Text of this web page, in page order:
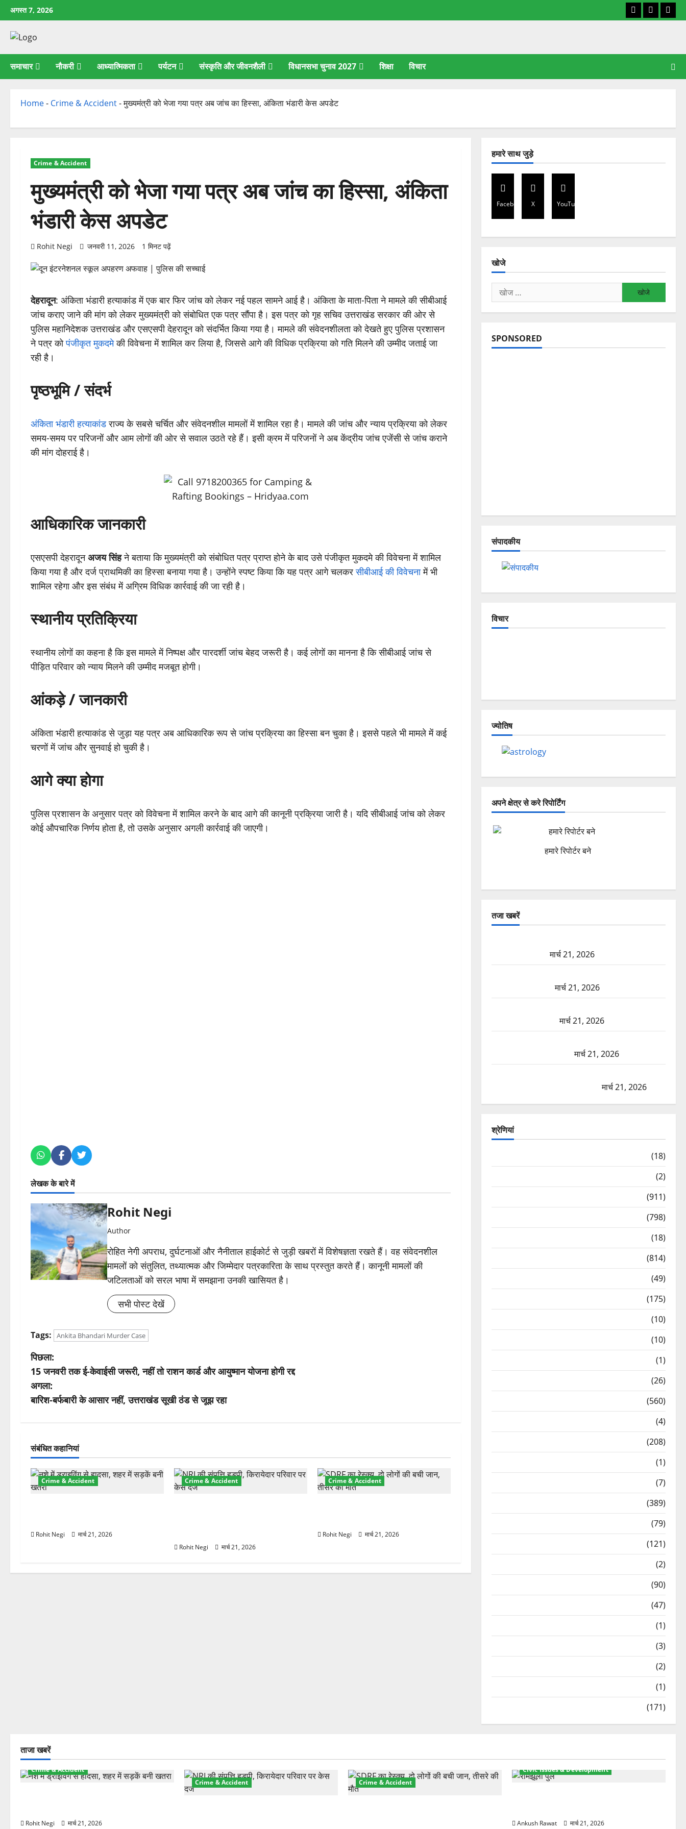
छोड़कर
सामग्री
अगस्त 7, 2026 Facebook
X
समाचार नौकरी आध्यात्मिकता पर्यटन संस्कृति और जीवनशैली विधानसभा चुनाव 2027 शिक्षा विचार
Home- Crime & Accident-मुख्यमंत्री को भेजा गया पत्र अब जांच का हिस्सा, अंकिता भंडारी केस अपडेट
Crime & Accident
मुख्यमंत्री को भेजा गया पत्र अब जांच का हिस्सा, अंकिता
भंडारी केस अपडेट
Rohit Negi जनवरी 11, 2026 1 मिनट पढ़ें
देहरादून: अंकिता भंडारी हत्याकांड में एक बार फिर जांच को लेकर नई पहल सामने आई है। अंकिता के माता-पिता ने मामले की सीबीआई
जांच कराए जाने की मांग को लेकर मुख्यमंत्री को संबोधित एक पत्र सौंपा है। इस पत्र को गृह सचिव उत्तराखंड सरकार की ओर से
पुलिस महानिदेशक उत्तराखंड और एसएसपी देहरादून को संदर्भित किया गया है। मामले की संवेदनशीलता को देखते हुए पुलिस प्रशासन
ने पत्र कोपंजीकृत मुकदमेकी विवेचना में शामिल कर लिया है, जिससे आगे की विधिक प्रक्रिया को गति मिलने की उम्मीद जताई जा
रही है।
पृष्ठभूमि / संदर्भ
अंकिता भंडारी हत्याकांडराज्य के सबसे चर्चित और संवेदनशील मामलों में शामिल रहा है। मामले की जांच और न्याय प्रक्रिया को लेकर
समय-समय पर परिजनों और आम लोगों की ओर से सवाल उठते रहे हैं। इसी क्रम में परिजनों ने अब केंद्रीय जांच एजेंसी से जांच कराने
की मांग दोहराई है।
आधिकारिक जानकारी
एसएसपी देहरादूनअजय सिंहने बताया कि मुख्यमंत्री को संबोधित पत्र प्राप्त होने के बाद उसे पंजीकृत मुकदमे की विवेचना में शामिल
किया गया है और दर्ज प्राथमिकी का हिस्सा बनाया गया है। उन्होंने स्पष्ट किया कि यह पत्र आगे चलकरसीबीआई की विवेचनामें भी
शामिल रहेगा और इस संबंध में अग्रिम विधिक कार्रवाई की जा रही है।
स्थानीय प्रतिक्रिया
स्थानीय लोगों का कहना है कि इस मामले में निष्पक्ष और पारदर्शी जांच बेहद जरूरी है। कई लोगों का मानना है कि सीबीआई जांच से
पीड़ित परिवार को न्याय मिलने की उम्मीद मजबूत होगी।
आंकड़े / जानकारी
अंकिता भंडारी हत्याकांड से जुड़ा यह पत्र अब आधिकारिक रूप से जांच प्रक्रिया का हिस्सा बन चुका है। इससे पहले भी मामले में कई
चरणों में जांच और सुनवाई हो चुकी है।
आगे क्या होगा
पुलिस प्रशासन के अनुसार पत्र को विवेचना में शामिल करने के बाद आगे की कानूनी प्रक्रिया जारी है। यदि सीबीआई जांच को लेकर
कोई औपचारिक निर्णय होता है, तो उसके अनुसार अगली कार्रवाई की जाएगी।
लेखक के बारे में
Rohit Negi
Author
रोहित नेगी अपराध, दुर्घटनाओं और नैनीताल हाईकोर्ट से जुड़ी खबरों में विशेषज्ञता रखते हैं। वह संवेदनशील
मामलों को संतुलित, तथ्यात्मक और जिम्मेदार पत्रकारिता के साथ प्रस्तुत करते हैं। कानूनी मामलों की
जटिलताओं को सरल भाषा में समझाना उनकी खासियत है।
सभी पोस्ट देखें
Tags: Ankita Bhandari Murder Case
पो
स्ट
ने
गे
श
न
पिछला:
15 जनवरी तक ई-केवाईसी जरूरी, नहीं तो राशन कार्ड और आयुष्मान योजना होगी रद्द
अगला:
बारिश-बर्फबारी के आसार नहीं, उत्तराखंड सूखी ठंड से जूझ रहा
संबंधित कहानियां
Crime & Accident
Rohit Negi मार्च 21, 2026
Crime & Accident
Rohit Negi मार्च 21, 2026
Crime & Accident
Rohit Negi मार्च 21, 2026
हमारे साथ जुड़े
Facebook X YouTube
खोजे
निम्न
को
खोजें:
SPONSORED
संपादकीय
विचार
ज्योतिष
अपने क्षेत्र से करे रिपोर्टिंग
हमारे रिपोर्टर बने
तजा खबरें
मार्च 21, 2026
मार्च 21, 2026
मार्च 21, 2026
मार्च 21, 2026
मार्च 21, 2026
श्रेणियां
(18)
(2)
(911)
(798)
(18)
(814)
(49)
(175)
(10)
(10)
(1)
(26)
(560)
(4)
(208)
(1)
(7)
(389)
(79)
(121)
(2)
(90)
(47)
(1)
(3)
(2)
(1)
(171)
ताजा खबरें
Crime & Accident
Rohit Negi मार्च 21, 2026
Crime & Accident Crime & Accident
Civic Issues & Development
Ankush Rawat मार्च 21, 2026